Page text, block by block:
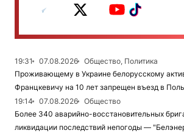
19:31 07.08.2026
Общество, Политика
Проживающему в Украине белорусскому
Францкевичу на 10 лет запрещен въезд в
19:14
07.08.2026
Общество
Более 340 аварийно-восстановительных
ликвидации последствий непогоды —